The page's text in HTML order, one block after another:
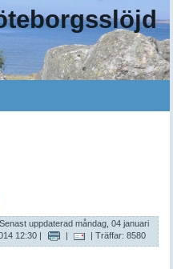
Senast uppdaterad måndag, 04 januari
12:30 | | | Träffar: 8580